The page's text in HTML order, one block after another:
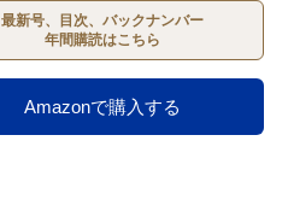
最新号、目次、バックナンバー
年間購読はこちら
Amazonで購入する